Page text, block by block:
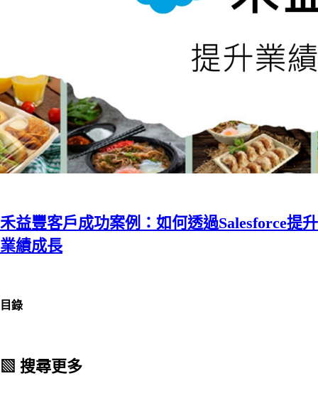
禾益豐客戶成功案例：如何透過Salesforce提升
業績成長
目錄
▧ 搜尋更多